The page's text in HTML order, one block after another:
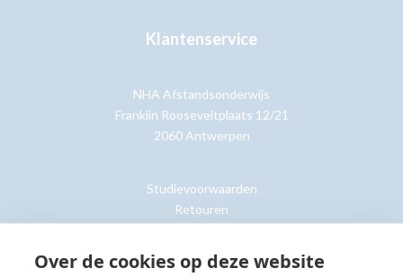
Over de cookies op deze website
Klantenservice
NHA Afstandsonderwijs
Franklin Rooseveltplaats 12/21
2060 Antwerpen
Studievoorwaarden
Retouren
Klantenservice »